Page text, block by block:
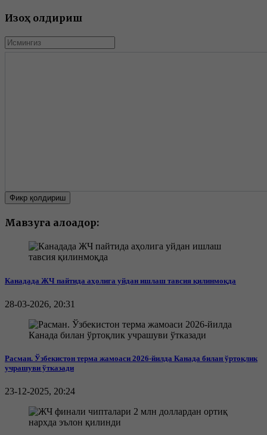
Изоҳ қолдириш
Фикр қолдириш
Мавзуга алоқадор:
Канадада ЖЧ пайтида аҳолига уйдан ишлаш тавсия қилинмоқда
28-03-2026, 20:31
Расман. Ўзбекистон терма жамоаси 2026-йилда Канада билан ўртоқлик
учрашуви ўтказади
23-12-2025, 20:24